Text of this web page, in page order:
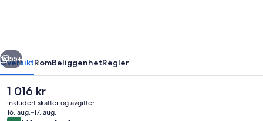
Neste
55+
OversiktRomBeliggenhetRegler
Den
nåværende
prisen
1 016 kr
inkludert skatter og avgifter
16. aug.–17. aug.